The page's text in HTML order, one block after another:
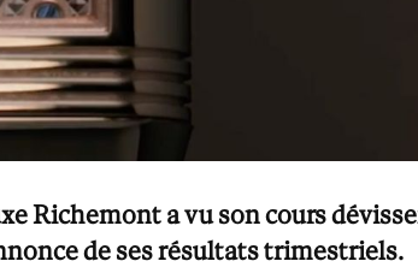
Richemont a vu son cours
de ses résultats trimestriels.